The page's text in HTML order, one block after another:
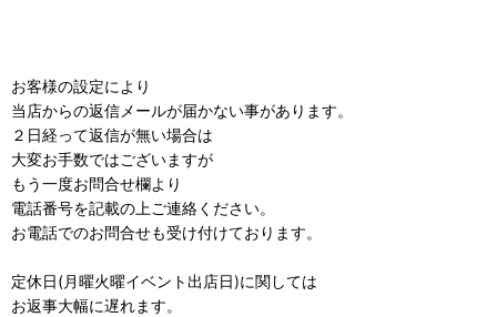
お客様の設定により
当店からの返信メールが届かない事があります。
２日経って返信が無い場合は
大変お手数ではございますが
もう一度お問合せ欄より
電話番号を記載の上ご連絡ください。
お電話でのお問合せも受け付けております。
定休日(月曜火曜イベント出店日)に関しては
お返事大幅に遅れます。